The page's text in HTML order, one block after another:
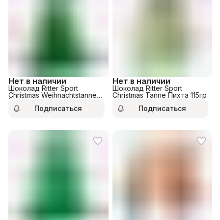
Нет в наличии
Шоколад Ritter Sport
Christmas Weihnachtstanne
Подписаться
Нет в наличии
Шоколад Ritter Sport
Christmas Tanne Пихта 115гр
Подписаться